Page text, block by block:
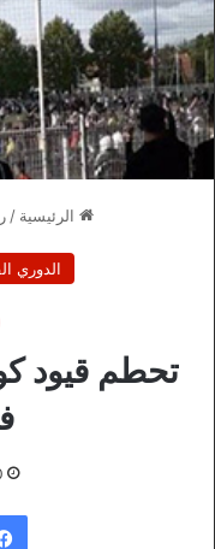
الرئيسية /
الدوري
تحطم قيود